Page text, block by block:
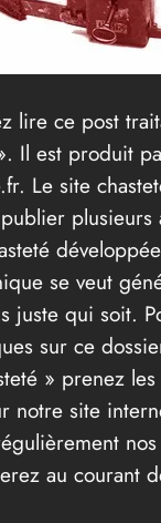
lire ce post
Il est produit
Le site
plusieurs
se veut
juste qui soit.
sur ce
» prenez les
notre site
au courant